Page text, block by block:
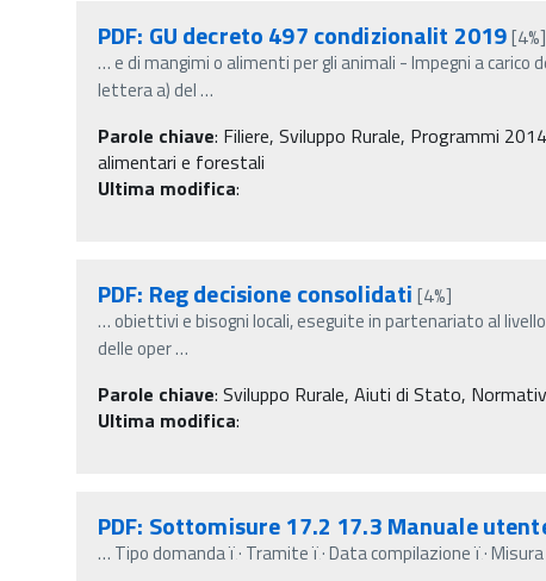
PDF: GU decreto 497 condizionalit 2019[4%]
… e di mangimi o alimenti per gli animali - Impegni a
lettera a) del…
Parole chiave: Filiere, Sviluppo Rurale, Programmi
alimentari e forestali
Ultima modifica:
PDF: Reg decisione consolidati [4%]
… obiettivi e bisogni locali, eseguite in partenariato al
delle oper…
Parole chiave: Sviluppo Rurale, Aiuti di Stato,
Ultima modifica:
PDF: Sottomisure 17.2 17.3 Manuale
… Tipo domanda ï‚· Tramite ï‚· Data compilazione ï‚·